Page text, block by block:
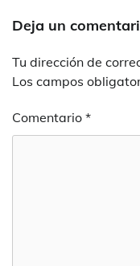
Deja un
Tu dirección de
Los campos
Comentario *